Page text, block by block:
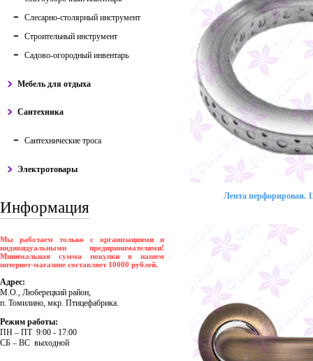
Слесарно-столярный инструмент
Строительный инструмент
Садово-огородный инвентарь
Мебель для отдыха
Сантехника
Сантехнические троса
Электротовары
Информация
Мы работаем только с организациями и
индивидуальными предпринимателями!
Минимальная сумма покупки в нашем
интернет-магазине составляет 10000 рублей.
Адрес:
М.О., Люберецкий район,
п. Томилино, мкр. Птицефабрика.
Режим работы:
ПH – ПT 9:00 - 17:00
CБ – BC выходной
Лента перфорирован.